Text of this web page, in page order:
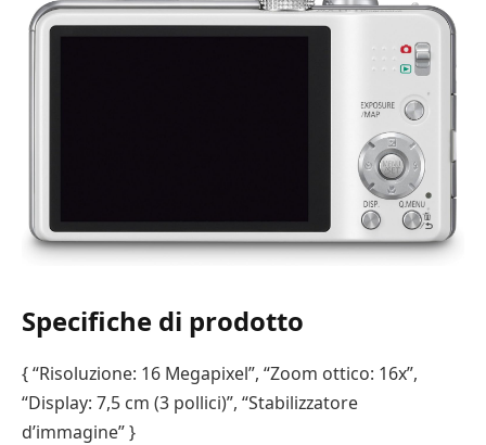
Specifiche di prodotto
{ “Risoluzione: 16 Megapixel”, “Zoom ottico: 16x”,
“Display: 7,5 cm (3 pollici)”, “Stabilizzatore
d’immagine” }